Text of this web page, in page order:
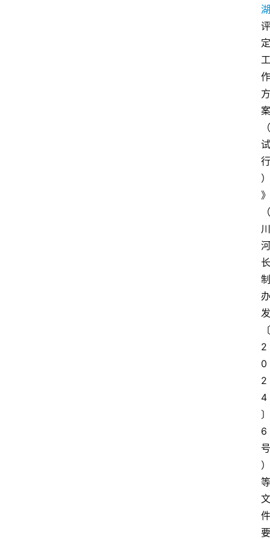
湖
评
定
工
作
方
案
（
试
行
）
》
（
川
河
长
制
办
发
〔
2
0
2
4
〕
6
号
）
等
文
件
要